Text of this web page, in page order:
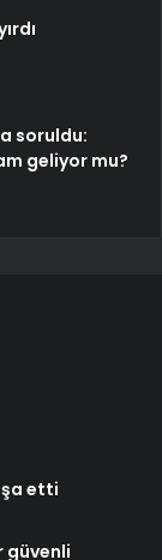
soruldu:
geliyor mu?
etti
güvenli